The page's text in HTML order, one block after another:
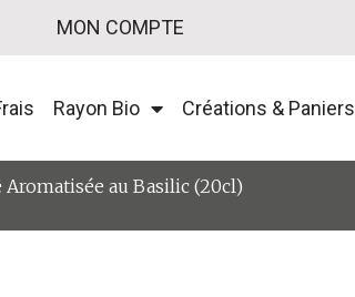
MON COMPTE
Rayon Bio Créations & Paniers
Aromatisée au Basilic (20cl)